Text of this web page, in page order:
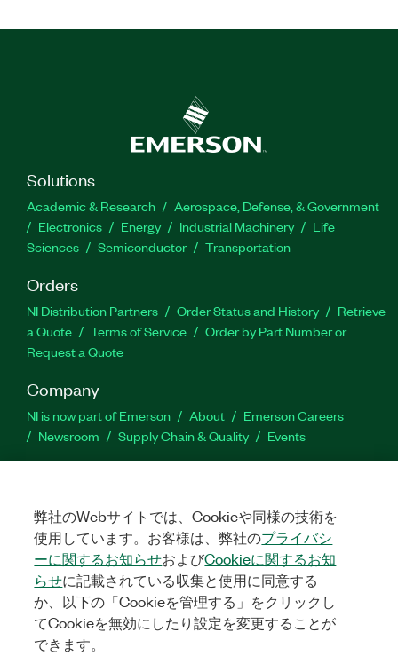
Solutions
Academic & Research
Aerospace, Defense, & Government
Electronics
Energy Industrial Machinery
Life
Sciences
Semiconductor Transportation
Orders
NI Distribution Partners Order Status and History
Retrieve
a Quote
Terms of Service
Order by Part Number or
Request a Quote
Company
NI is now part of Emerson About
Emerson Careers
Newsroom
Supply Chain & Quality Events
Activate a Product
Submit a Service Request
Site
Feedback
Facebook
TwitterLinkedIn
弊社のWebサイトでは、Cookieや同様の技術を
使用しています。お客様は、弊社のプライバシ
ーに関するお知らせおよびCookieに関するお知
らせに記載されている収集と使用に同意する
か、以下の「Cookieを管理する」をクリックし
てCookieを無効にしたり設定を変更することが
できます。